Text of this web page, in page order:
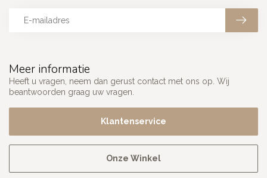
Meer informatie
Heeft u vragen, neem dan gerust contact met ons op. Wij
beantwoorden graag uw vragen.
Klantenservice
Onze Winkel